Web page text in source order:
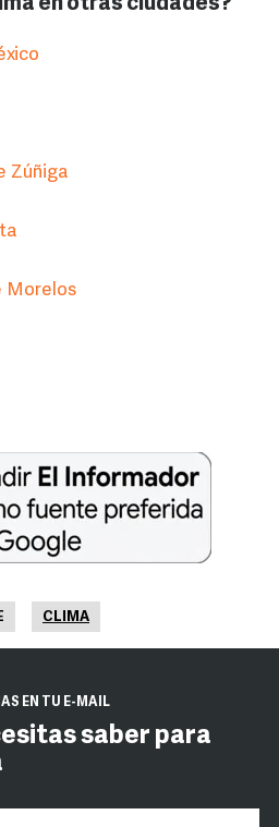
en otras ciudades?
Zúñiga
Morelos
CLIMA
EN TU E-MAIL
saber para